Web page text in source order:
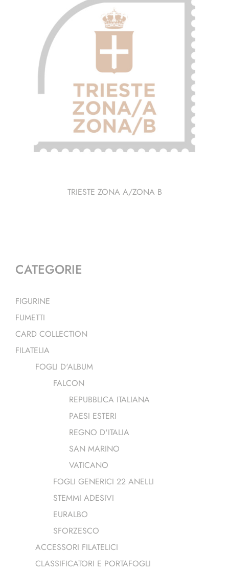
TRIESTE ZONA A/ZONA B
CATEGORIE
FIGURINE
FUMETTI
CARD COLLECTION
FILATELIA
FOGLI D'ALBUM
FALCON
REPUBBLICA ITALIANA
PAESI ESTERI
REGNO D'ITALIA
SAN MARINO
VATICANO
FOGLI GENERICI 22 ANELLI
STEMMI ADESIVI
EURALBO
SFORZESCO
ACCESSORI FILATELICI
CLASSIFICATORI E PORTAFOGLI